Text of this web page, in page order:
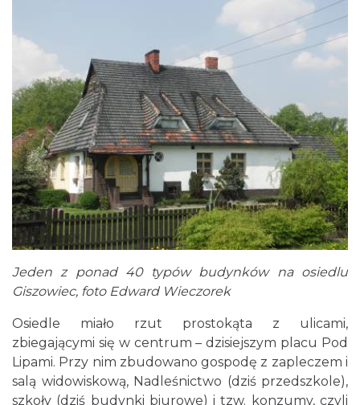
Jeden z ponad 40 typów budynków na osiedlu
Giszowiec, foto Edward Wieczorek
Osiedle miało rzut prostokąta z ulicami,
zbiegającymi się w centrum – dzisiejszym placu Pod
Lipami. Przy nim zbudowano gospodę z zapleczem i
salą widowiskową, Nadleśnictwo (dziś przedszkole),
szkoły (dziś budynki biurowe) i tzw. konzumy, czyli